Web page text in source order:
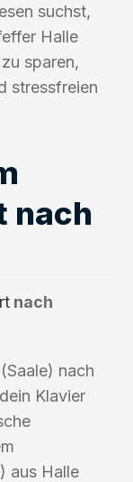
suchst,
Halle
sparen,
stressfreien
nach
nach
nach
Klavier
aus Halle